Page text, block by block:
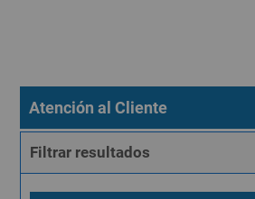
Atención al Cliente
Filtrar resultados